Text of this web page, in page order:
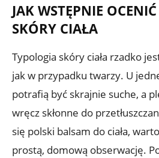
JAK WSTĘPNIE
SKÓRY CIAŁA
Typologia skóry ciała rzadko
jak w przypadku twarzy. U
potrafią być skrajnie suche, a
wręcz skłonne do
się polski balsam do ciała,
prostą, domową obserwację.